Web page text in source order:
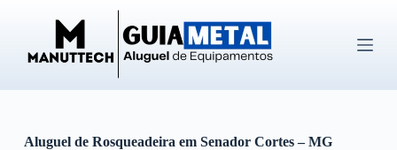
Aluguel de Rosqueadeira em Senador Cortes – MG